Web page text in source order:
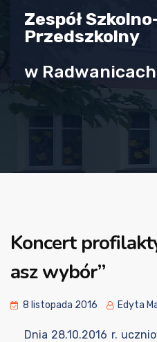
Zespół
Przedszkolny
w Radwanicach
Koncert
asz wybór”
8 listopada 2016 Edyta
Dnia 28.10.2016 r.